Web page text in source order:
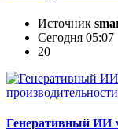
Источник
Сегодня 05:07
20
Генеративный ИИ